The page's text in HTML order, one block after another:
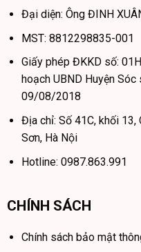
Đại diện: Ông ĐINH
MST: 8812298835-001
Giấy phép ĐKKD số:
hoạch UBND Huyện
09/08/2018
Địa chỉ: Số 41C, khối 13,
Sơn, Hà Nội
Hotline: 0987.863.991
CHÍNH SÁCH
Chính sách bảo mật